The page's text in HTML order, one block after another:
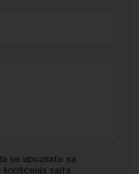
se upoznate sa
sajta.